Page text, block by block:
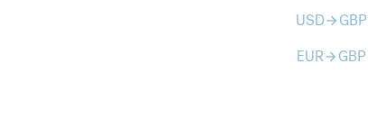
USDarrow_forward GBP
EURarrow_forward GBP